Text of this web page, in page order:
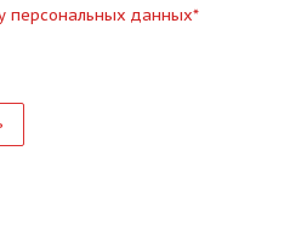
персональных данных*